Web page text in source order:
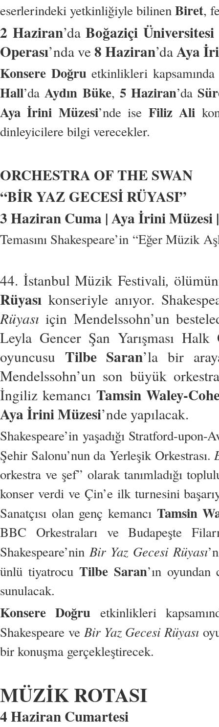
eserlerindeki yetkinliğiyle bilinenBiret,
2 Haziran’daBoğaziçi
Operası’nda ve 8 Haziran’daAya
Konsere Doğruetkinlikleri
Hall’daAydın Büke, 5 Haziran’da
Aya İrini Müzesi’nde ise Filiz Ali
dinleyicilere bilgi verecekler.
ORCHESTRA OF THE SWAN
“BİR YAZ GECESİ RÜYASI”
3 Haziran Cuma | Aya İrini Müzesi
Temasını Shakespeare’in “Eğer Müzik
44. İstanbul Müzik Festivali,
Rüyası konseriyle anıyor.
Rüyası için Mendelssohn’un
Leyla Gencer Şan Yarışması
oyuncusu Tilbe Saran’la bir
Mendelssohn’un son büyük
İngiliz kemancı Tamsin Waley-
Aya İrini Müzesi’nde yapılacak.
Shakespeare’in yaşadığı Stratford-
Şehir Salonu’nun da Yerleşik Orkestrası.
orkestra ve şef” olarak tanımladığı
konser verdi ve Çin’e ilk turnesini
Sanatçısı olan genç kemancı Tamsin
BBC Orkestraları ve Budapeşte
Shakespeare’nin Bir Yaz Gecesi Rüyası
ünlü tiyatrocu Tilbe Saran’ın
sunulacak.
Konsere Doğru etkinlikleri
Shakespeare ve Bir Yaz Gecesi Rüyası
bir konuşma gerçekleştirecek.
MÜZİK ROTASI
4 Haziran Cumartesi